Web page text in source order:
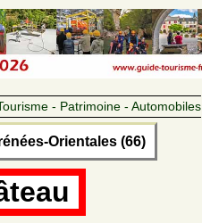
- Patrimoine - Automobiles
Orientales (66)